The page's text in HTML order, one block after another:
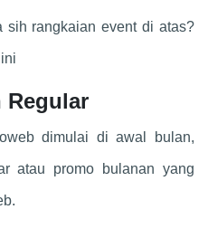
sih rangkaian event di atas?
Regular
dimulai di awal bulan,
atau promo bulanan yang